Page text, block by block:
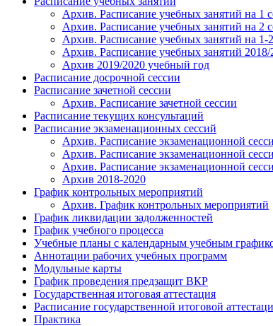
Архив. Расписание учебных занятий на 1
Архив. Расписание учебных занятий на 2
Архив. Расписание учебных занятий на 1-
Архив. Расписание учебных занятий 2018/
Архив 2019/2020 учебный год
Расписание досрочной сессии
Расписание зачетной сессии
Архив. Расписание зачетной сессии
Расписание текущих консультаций
Расписание экзаменационных сессий
Архив. Расписание экзаменационной
Архив. Расписание экзаменационной
Архив. Расписание экзаменационной
Архив 2018-2020
График контрольных мероприятий
Архив. График контрольных мероприятий
График ликвидации задолженностей
График учебного процесса
Учебные планы с календарным учебным
Аннотации рабочих учебных программ
Модульные карты
График проведения предзащит ВКР
Государственная итоговая аттестация
Расписание государственной итоговой
Практика